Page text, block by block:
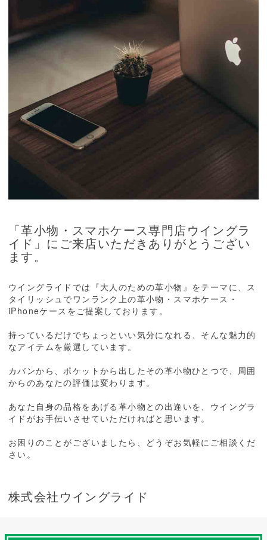
「革小物・スマホケース専門店ウイングラ
イド」にご来店いただきありがとうござい
ます。
ウイングライドでは『大人のための革小物』をテーマに、ス
タイリッシュでワンランク上の革小物・スマホケース・
iPhoneケースをご提案しております。
持っているだけでちょっといい気分になれる、そんな魅力的
なアイテムを厳選しています。
カバンから、ポケットから出したその革小物ひとつで、周囲
からのあなたの評価は変わります。
あなた自身の品格をあげる革小物との出逢いを、ウイングラ
イドがお手伝いさせていただければと思います。
お困りのことがございましたら、どうぞお気軽にご相談くだ
さい。
株式会社ウイングライド